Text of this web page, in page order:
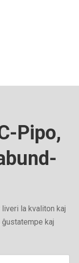
Pipo,
la kvaliton kaj
ĝustatempe kaj